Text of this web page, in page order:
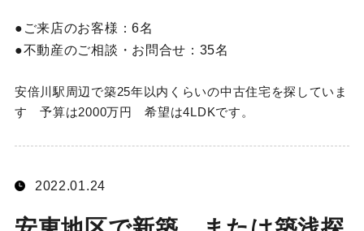
ご来店のお客様：6名
不動産のご相談・お問合せ： 35名
安倍川駅周辺で築25年以内くらいの中古住宅を探していま
す 予算は2000万円 希望は4LDKです。
2022.01.24